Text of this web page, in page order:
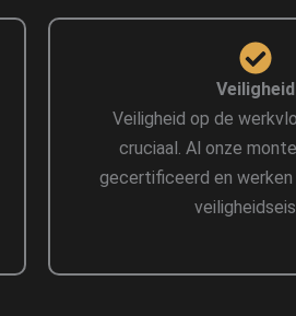
Veiligheid
Veiligheid op de
cruciaal. Al onze
gecertificeerd en